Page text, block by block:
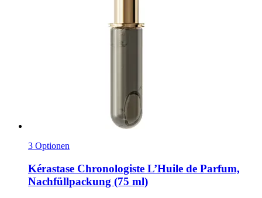
3 Optionen
Kérastase Chronologiste L’Huile de Parfum,
Nachfüllpackung (75 ml)